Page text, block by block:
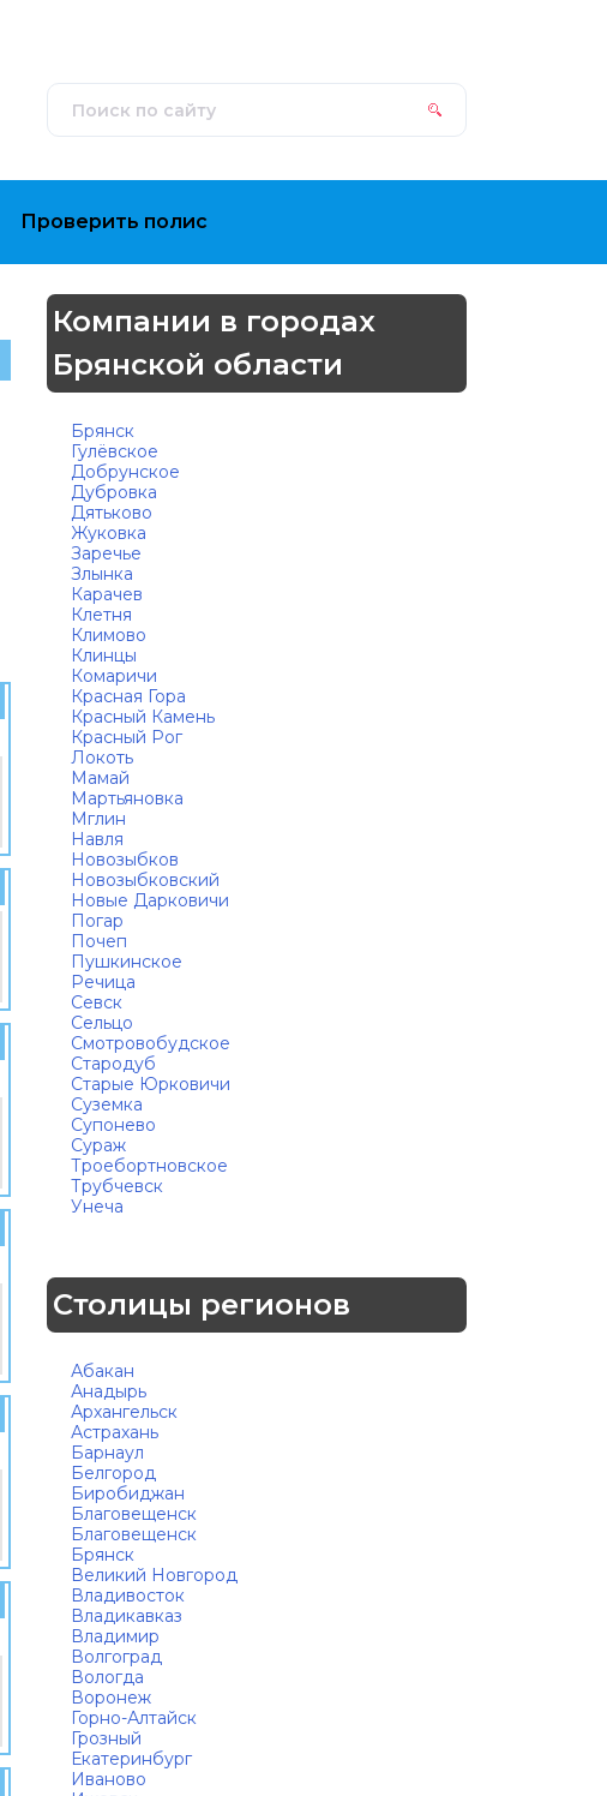
Проверить полис
Компании в городах
Брянской области
Брянск
Гулёвское
Добрунское
Дубровка
Дятьково
Жуковка
Заречье
Злынка
Карачев
Клетня
Климово
Клинцы
Комаричи
Красная Гора
Красный Камень
Красный Рог
Локоть
Мамай
Мартьяновка
Мглин
Навля
Новозыбков
Новозыбковский
Новые Дарковичи
Погар
Почеп
Пушкинское
Речица
Севск
Сельцо
Смотровобудское
Стародуб
Старые Юрковичи
Суземка
Супонево
Сураж
Троебортновское
Трубчевск
Унеча
Столицы регионов
Абакан
Анадырь
Архангельск
Астрахань
Барнаул
Белгород
Биробиджан
Благовещенск
Благовещенск
Брянск
Великий Новгород
Владивосток
Владикавказ
Владимир
Волгоград
Вологда
Воронеж
Горно-Алтайск
Грозный
Екатеринбург
Иваново